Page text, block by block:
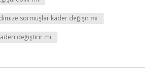
sormuşlar kader değişir mi
değiştirir mi